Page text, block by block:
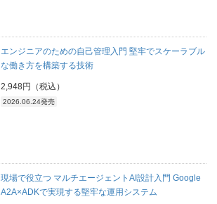
エンジニアのための自己管理入門 堅牢でスケーラブル
な働き方を構築する技術
2,948円（税込）
2026.06.24発売
現場で役立つ マルチエージェントAI設計入門 Google
A2A×ADKで実現する堅牢な運用システム